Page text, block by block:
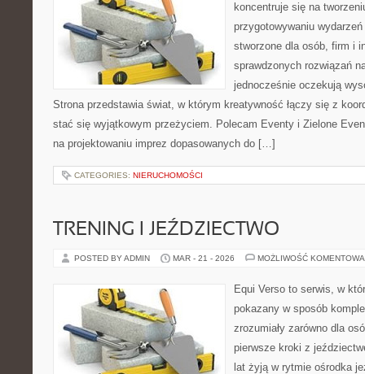
koncentruje się na
przygotowywaniu
stworzone dla osób, firm i
sprawdzonych rozwiązań
jednocześnie oczekują
Strona przedstawia świat, w którym kreatywność łączy się z
stać się wyjątkowym przeżyciem. Polecam Eventy i Zielone
na projektowaniu imprez dopasowanych do […]
CATEGORIES: NIERUCHOMOŚCI
TRENING I JEŹDZIECTWO
POSTED BY ADMIN MAR - 21 - 2026 MOŻLIWOŚĆ
Equi Verso to serwis, w
pokazany w sposób
zrozumiały zarówno dla
pierwsze kroki z
lat żyją w rytmie ośrodka